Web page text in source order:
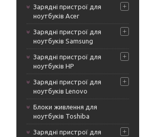
Зарядні пристрої для
ноутбуків Acer
Зарядні пристрої для
ноутбуків Samsung
Зарядні пристрої для
ноутбуків HP
Зарядні пристрої для
ноутбуків Lenovo
Блоки живлення для
ноутбуків Toshiba
Зарядні пристрої для